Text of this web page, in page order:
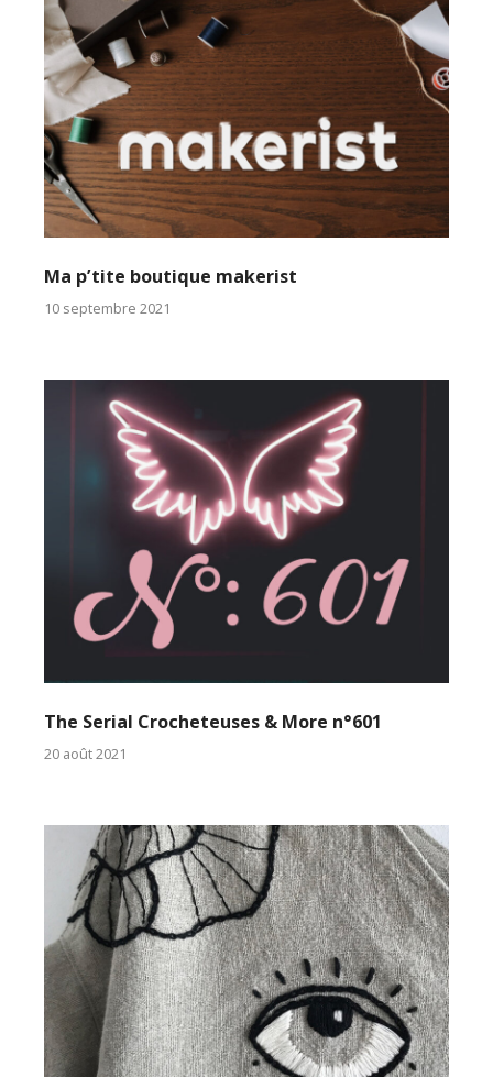
Ma p’tite boutique makerist
10 septembre 2021
The Serial Crocheteuses & More n°601
20 août 2021